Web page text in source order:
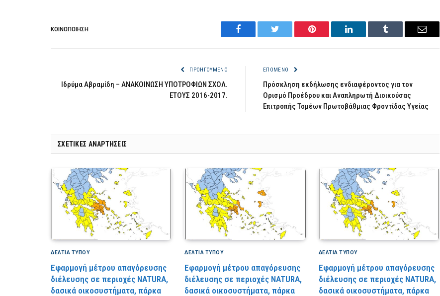
ΚΟΙΝΟΠΟΊΗΣΗ
Facebook Twitter Pinterest LinkedIn Tumblr Email
ΠΡΟΗΓΟΎΜΕΝΟ
Ιδρύμα Αβραμίδη – ΑΝΑΚΟΙΝΩΣΗ ΥΠΟΤΡΟΦΙΩΝ ΣΧΟΛ.
ΕΤΟΥΣ 2016-2017.
ΕΠΌΜΕΝΟ
Πρόσκληση εκδήλωσης ενδιαφέροντος για τον
Ορισμό Προέδρου και Αναπληρωτή Διοικούσας
Επιτροπής Τομέων Πρωτοβάθμιας Φροντίδας Υγείας
ΣΧΕΤΙΚΈΣ ΑΝΑΡΤΉΣΕΙΣ
ΔΕΛΤΙΑ ΤΥΠΟΥ
Εφαρμογή μέτρου απαγόρευσης
διέλευσης σε περιοχές NATURA,
δασικά οικοσυστήματα, πάρκα
ΔΕΛΤΙΑ ΤΥΠΟΥ
Εφαρμογή μέτρου απαγόρευσης
διέλευσης σε περιοχές NATURA,
δασικά οικοσυστήματα, πάρκα
ΔΕΛΤΙΑ ΤΥΠΟΥ
Εφαρμογή μέτρου απαγόρευσης
διέλευσης σε περιοχές NATURA,
δασικά οικοσυστήματα, πάρκα